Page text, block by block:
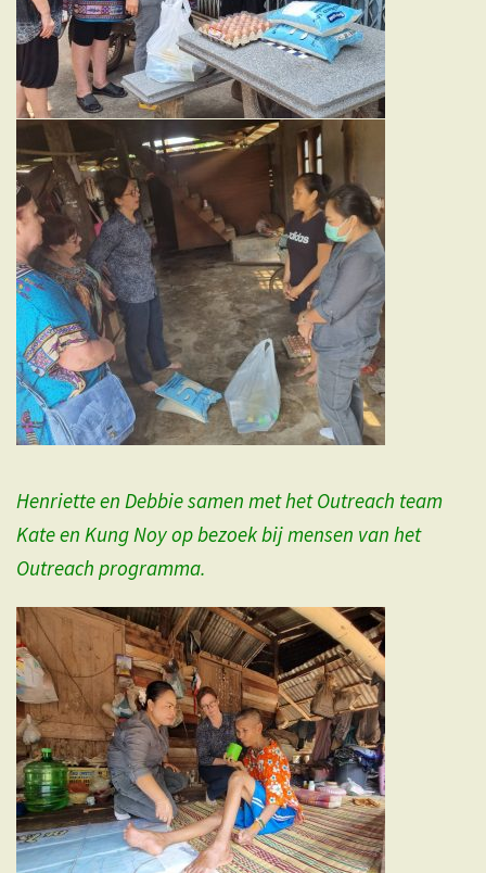
Henriette en Debbie samen met het Outreach team
Kate en Kung Noy op bezoek bij mensen van het
Outreach programma.